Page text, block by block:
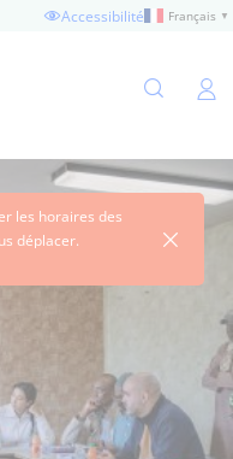
Français ▼
Accessibilité
les horaires des
déplacer.